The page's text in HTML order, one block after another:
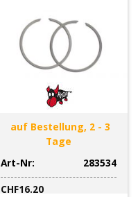
auf Bestellung, 2 - 3
Tage
Art-Nr:
283534
CHF16.20